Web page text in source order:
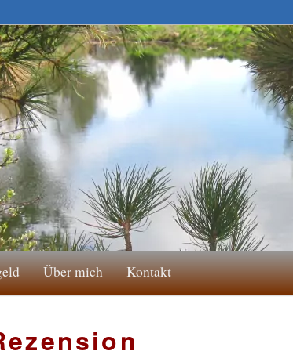
Über mich Kontakt